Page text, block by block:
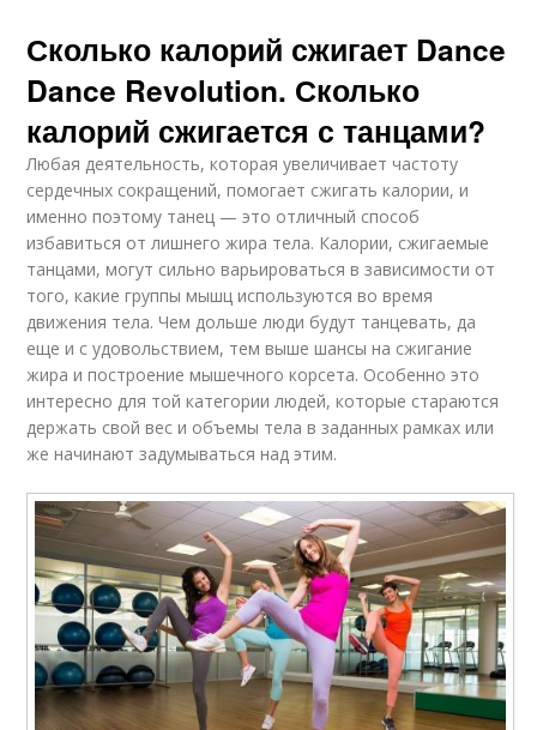
Сколько калорий сжигает Dance
Dance Revolution. Сколько
калорий сжигается с танцами?
Любая деятельность, которая увеличивает частоту
сердечных сокращений, помогает сжигать калории, и
именно поэтому танец — это отличный способ
избавиться от лишнего жира тела. Калории, сжигаемые
танцами, могут сильно варьироваться в зависимости от
того, какие группы мышц используются во время
движения тела. Чем дольше люди будут танцевать, да
еще и с удовольствием, тем выше шансы на сжигание
жира и построение мышечного корсета. Особенно это
интересно для той категории людей, которые стараются
держать свой вес и объемы тела в заданных рамках или
же начинают задумываться над этим.